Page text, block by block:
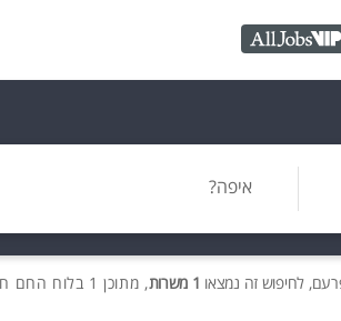
AllJobs VIP
איפה?
לחיפוש זה נמצאו 1 משרות , מתוכן 1 בלוח החם חינם!